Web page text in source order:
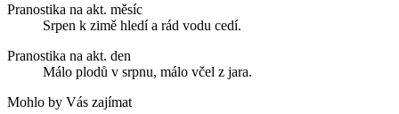
Pranostika na akt. měsíc
Srpen k zimě hledí a rád vodu cedí.
Pranostika na akt. den
Málo plodů v srpnu, málo včel z jara.
Mohlo by Vás zajímat